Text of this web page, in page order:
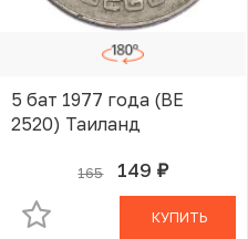
5 бат 1977 года (BE
2520) Таиланд
165 149 руб.
В КОРЗИНЕ
КУПИТЬ